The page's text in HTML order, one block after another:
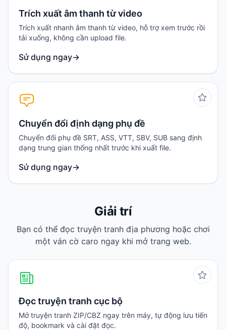
Trích xuất âm thanh từ video
Trích xuất nhanh âm thanh từ video, hỗ trợ xem trước rồi
tải xuống, không cần upload file.
Sử dụng ngay→
Chuyển đổi định dạng phụ đề
Chuyển đổi phụ đề SRT, ASS, VTT, SBV, SUB sang định
dạng trung gian thống nhất trước khi xuất file.
Sử dụng ngay→
Giải trí
Bạn có thể đọc truyện tranh địa phương hoặc chơi
một ván cờ caro ngay khi mở trang web.
Đọc truyện tranh cục bộ
Mở truyện tranh ZIP/CBZ ngay trên máy, tự động lưu tiến
độ, bookmark và cài đặt đọc.